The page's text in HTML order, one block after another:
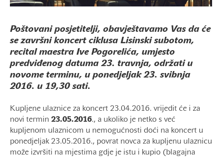
Poštovani posjetitelji, obavještavamo Vas da će
se završni koncert ciklusa Lisinski subotom,
recital maestra Ive Pogorelića, umjesto
predviđenog datuma 23. travnja, održati u
novome terminu, u ponedjeljak 23. svibnja
2016. u 19,30 sati.
Kupljene ulaznice za koncert 23.04.2016. vrijedit će i za
novi termin 23.05.2016., a ukoliko je netko s već
kupljenom ulaznicom u nemogućnosti doći na koncert u
ponedjeljak 23.05.2016., povrat novca za kupljenu ulaznicu
može izvršiti na mjestima gdje je istu i kupio (blagajna